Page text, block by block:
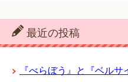
最近の投稿
『べらぼう』と『ベルサ